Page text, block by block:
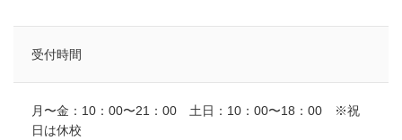
受付時間
月〜金：10：00〜21：00 土日：10：00〜18：00 ※祝
日は休校